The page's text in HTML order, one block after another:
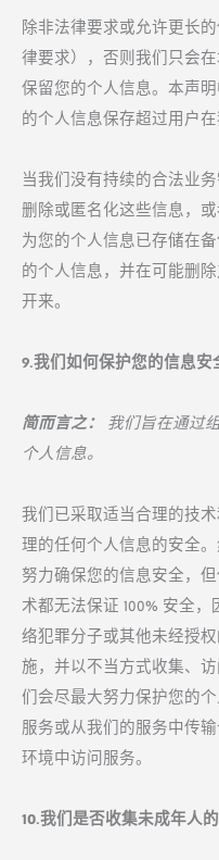
除非法律要求或允许更长
律要求），否则我们只会
保留您的个人信息。本声
的个人信息保存超过用户
当我们没有持续的合法业
删除或匿名化这些信息，
为您的个人信息已存储在
的个人信息，并在可能删
开来。
9.我们如何保护您的信息安
简而言之： 我们旨在通过
个人信息。
我们已采取适当合理的技
理的任何个人信息的安全
努力确保您的信息安全，
术都无法保证 100% 安全
络犯罪分子或其他未经授
施，并以不当方式收集、
们会尽最大努力保护您的
服务或从我们的服务中传
环境中访问服务。
10.我们是否收集未成年人的